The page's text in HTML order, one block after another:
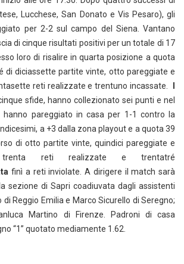
Lucchese, San Donato e Vis Pesaro), gli
per 2-2 sul campo del Siena. Vantano
di cinque risultati positivi per un totale di 17
loro di risalire in quarta posizione a quota
di diciassette partite vinte, otto pareggiate e
reti realizzate e trentuno incassate.
sfide, hanno collezionato sei punti e nel
hanno pareggiato in casa per 1-1 contro la
a +3 dalla zona playout e a quota 39
di otto partite vinte, quindici pareggiate e
reti realizzate e trentatré
finì a reti inviolate. A dirigere il match sarà
sezione di Sapri coadiuvata dagli assistenti
di Reggio Emilia e Marco Sicurello di Seregno;
Martino di Firenze. Padroni di casa
“1” quotato mediamente 1.62.